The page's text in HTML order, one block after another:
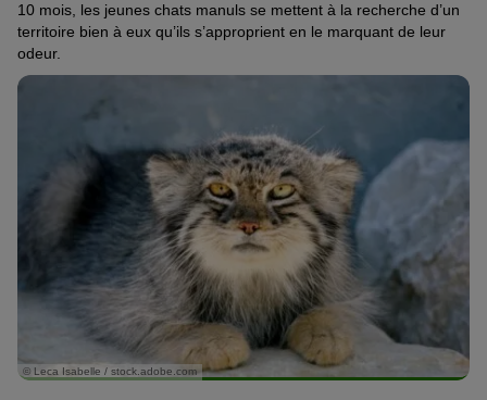
10 mois, les jeunes chats manuls se mettent à la recherche d’un
territoire bien à eux qu’ils s’approprient en le marquant de leur
odeur.
© Leca Isabelle / stock.adobe.com